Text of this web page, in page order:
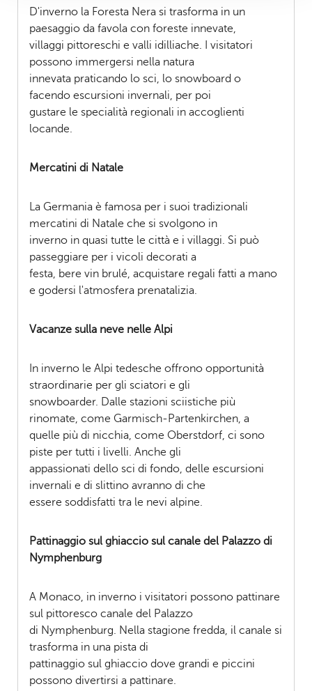
D'inverno la Foresta Nera si trasforma in un
paesaggio da favola con foreste innevate,
villaggi pittoreschi e valli idilliache. I visitatori
possono immergersi nella natura
innevata praticando lo sci, lo snowboard o
facendo escursioni invernali, per poi
gustare le specialità regionali in accoglienti
locande.
Mercatini di Natale
La Germania è famosa per i suoi tradizionali
mercatini di Natale che si svolgono in
inverno in quasi tutte le città e i villaggi. Si può
passeggiare per i vicoli decorati a
festa, bere vin brulé, acquistare regali fatti a mano
e godersi l'atmosfera prenatalizia.
Vacanze sulla neve nelle Alpi
In inverno le Alpi tedesche offrono opportunità
straordinarie per gli sciatori e gli
snowboarder. Dalle stazioni sciistiche più
rinomate, come Garmisch-Partenkirchen, a
quelle più di nicchia, come Oberstdorf, ci sono
piste per tutti i livelli. Anche gli
appassionati dello sci di fondo, delle escursioni
invernali e di slittino avranno di che
essere soddisfatti tra le nevi alpine.
Pattinaggio sul ghiaccio sul canale del Palazzo di
Nymphenburg
A Monaco, in inverno i visitatori possono pattinare
sul pittoresco canale del Palazzo
di Nymphenburg. Nella stagione fredda, il canale si
trasforma in una pista di
pattinaggio sul ghiaccio dove grandi e piccini
possono divertirsi a pattinare.